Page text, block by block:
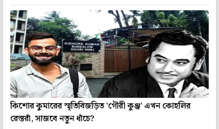
কিশোর কুমারের স্মৃতিবিজড়িত 'গৌরী কুঞ্জ' এখন কোহলির
রেস্তরাঁ, সাজবে নতুন ধাঁচে?